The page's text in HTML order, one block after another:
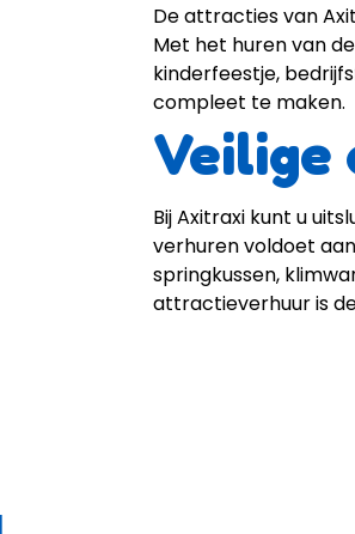
De attracties van
Met het huren van
kinderfeestje,
compleet te maken.
Bij Axitraxi kunt u
verhuren voldoet
springkussen,
attractieverhuur is